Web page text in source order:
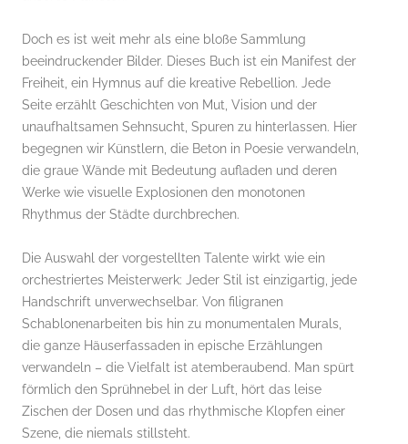
Doch es ist weit mehr als eine bloße Sammlung
beeindruckender Bilder. Dieses Buch ist ein Manifest der
Freiheit, ein Hymnus auf die kreative Rebellion. Jede
Seite erzählt Geschichten von Mut, Vision und der
unaufhaltsamen Sehnsucht, Spuren zu hinterlassen. Hier
begegnen wir Künstlern, die Beton in Poesie verwandeln,
die graue Wände mit Bedeutung aufladen und deren
Werke wie visuelle Explosionen den monotonen
Rhythmus der Städte durchbrechen.
Die Auswahl der vorgestellten Talente wirkt wie ein
orchestriertes Meisterwerk: Jeder Stil ist einzigartig, jede
Handschrift unverwechselbar. Von filigranen
Schablonenarbeiten bis hin zu monumentalen Murals,
die ganze Häuserfassaden in epische Erzählungen
verwandeln – die Vielfalt ist atemberaubend. Man spürt
förmlich den Sprühnebel in der Luft, hört das leise
Zischen der Dosen und das rhythmische Klopfen einer
Szene, die niemals stillsteht.